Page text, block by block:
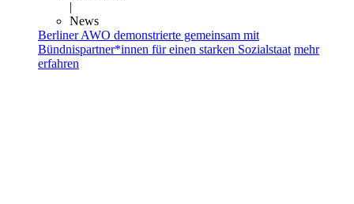
|
News
Berliner AWO demonstrierte gemeinsam mit
Bündnispartner*innen für einen starken Sozialstaat mehr
erfahren